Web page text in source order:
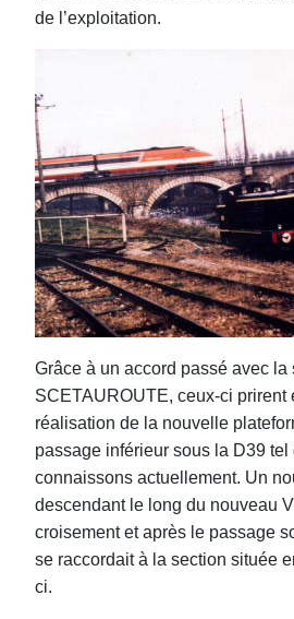
de l’exploitation.
Grâce à un accord passé avec la
SCETAUROUTE, ceux-ci prirent
réalisation de la nouvelle
passage inférieur sous la D39 tel
connaissons actuellement. Un
descendant le long du nouveau
croisement et après le passage
se raccordait à la section située
ci.